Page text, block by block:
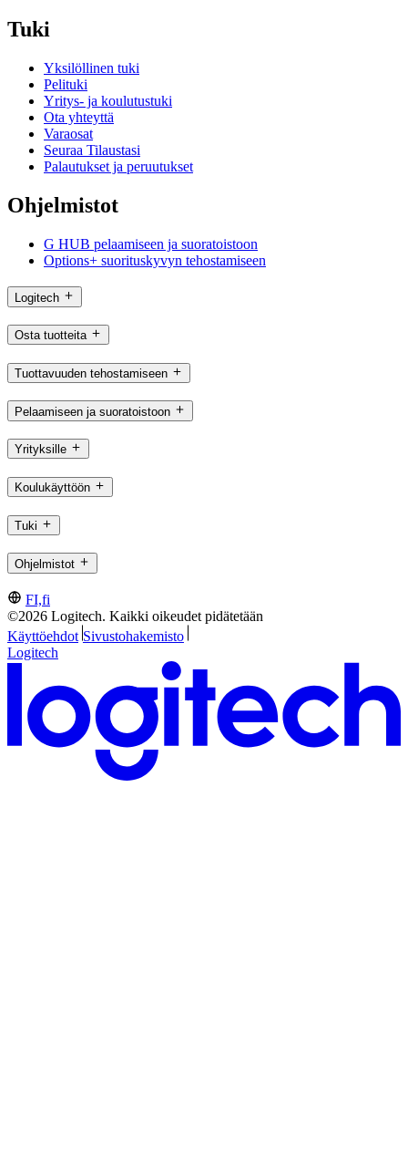
Tuki
Yksilöllinen tuki
Pelituki
Yritys- ja koulutustuki
Ota yhteyttä
Varaosat
Seuraa Tilaustasi
Palautukset ja peruutukset
Ohjelmistot
G HUB pelaamiseen ja suoratoistoon
Options+ suorituskyvyn tehostamiseen
Logitech
Osta tuotteita
Tuottavuuden tehostamiseen
Pelaamiseen ja suoratoistoon
Yrityksille
Koulukäyttöön
Tuki
Ohjelmistot
FI,fi
©2026 Logitech. Kaikki oikeudet pidätetään
Käyttöehdot Sivustohakemisto
Logitech